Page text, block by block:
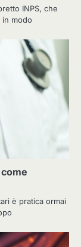
INPS, che
modo
è pratica ormai